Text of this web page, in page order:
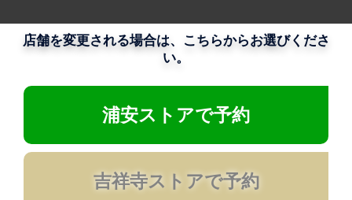
店舗を変更される場合は、こちらからお選びくださ
い。
浦安ストアで予約
吉祥寺ストアで予約